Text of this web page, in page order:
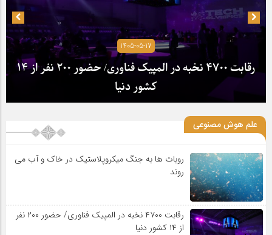
1405-05-17
رقابت ۴۷۰۰ نخبه در المپیک فناوری/ حضور ۲۰۰ نفر از ۱۴
کشور دنیا
علم هوش مصنوعی
روبات ها به جنگ میکروپلاستیک در خاک و آب می
روند
رقابت ۴۷۰۰ نخبه در المپیک فناوری/ حضور ۲۰۰ نفر
از ۱۴ کشور دنیا